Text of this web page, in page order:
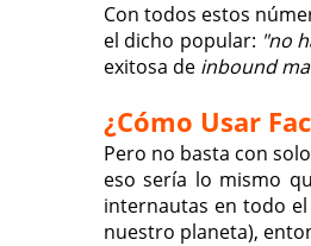
Con todos estos
el dicho popular: "no
exitosa de inbound
¿Cómo Usar
Pero no basta con
eso sería lo mismo
internautas en todo el
nuestro planeta),